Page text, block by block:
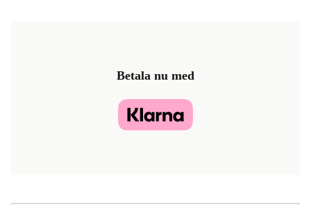
Betala nu med